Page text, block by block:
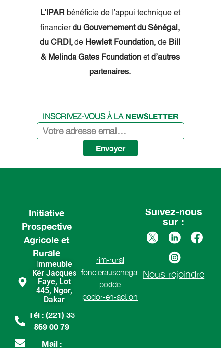
L’IPARbénéficie de l’appui technique et
financierdu Gouvernement du Sénégal,
du CRDI, de Hewlett Foundation, de Bill
& Melinda Gates Foundation et d’autres
partenaires.
INSCRIVEZ-VOUS À LA NEWSLETTER
Envoyer
Initiative
Prospective
Agricole et
Rurale
Immeuble
Kër Jacques
Faye, Lot
445, Ngor,
Dakar
Tél : (221) 33
869 00 79
Mail :
rim-rural
foncierausenegal
podde
podor-en-action
Suivez-nous
sur :
Nous rejoindre